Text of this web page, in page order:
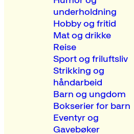
underholdning
Hobby og fritid
Mat og drikke
Reise
Sport og friluftsliv
Strikking og
håndarbeid
Barn og ungdom
Bokserier for barn
Eventyr og
Gavebøker